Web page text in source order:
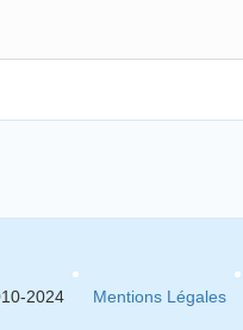
2024 Mentions Légales